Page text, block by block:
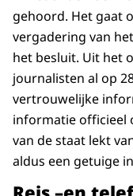
gehoord. Het gaat
vergadering van
het besluit. Uit het
journalisten al op
vertrouwelijke
informatie officieel
van de staat lekt
aldus een getuige